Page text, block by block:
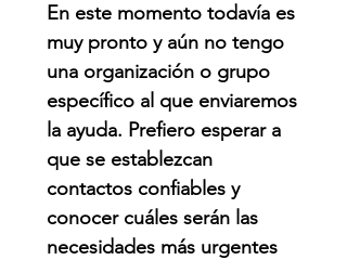
En este momento todavía es
muy pronto y aún no tengo
una organización o grupo
específico al que enviaremos
la ayuda. Prefiero esperar a
que se establezcan
contactos confiables y
conocer cuáles serán las
necesidades más urgentes